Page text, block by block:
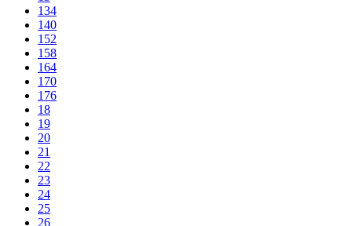
134
140
152
158
164
170
176
18
19
20
21
22
23
24
25
26